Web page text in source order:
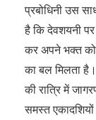
प्रबोधिनी उस
है कि देवशयनी
कर अपने भक्त
का बल मिलता
की रात्रि में
समस्त